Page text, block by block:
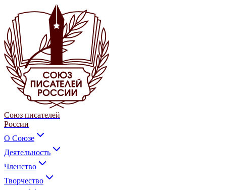
Союз писателей
России
О Союзе
Деятельность
Членство
Творчество